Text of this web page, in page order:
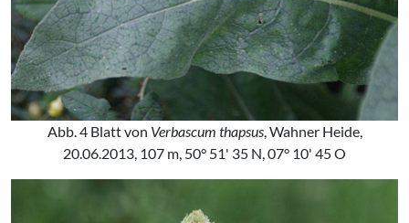
Abb. 4 Blatt von Verbascum thapsus, Wahner Heide,
20.06.2013, 107 m, 50° 51' 35 N, 07° 10' 45 O